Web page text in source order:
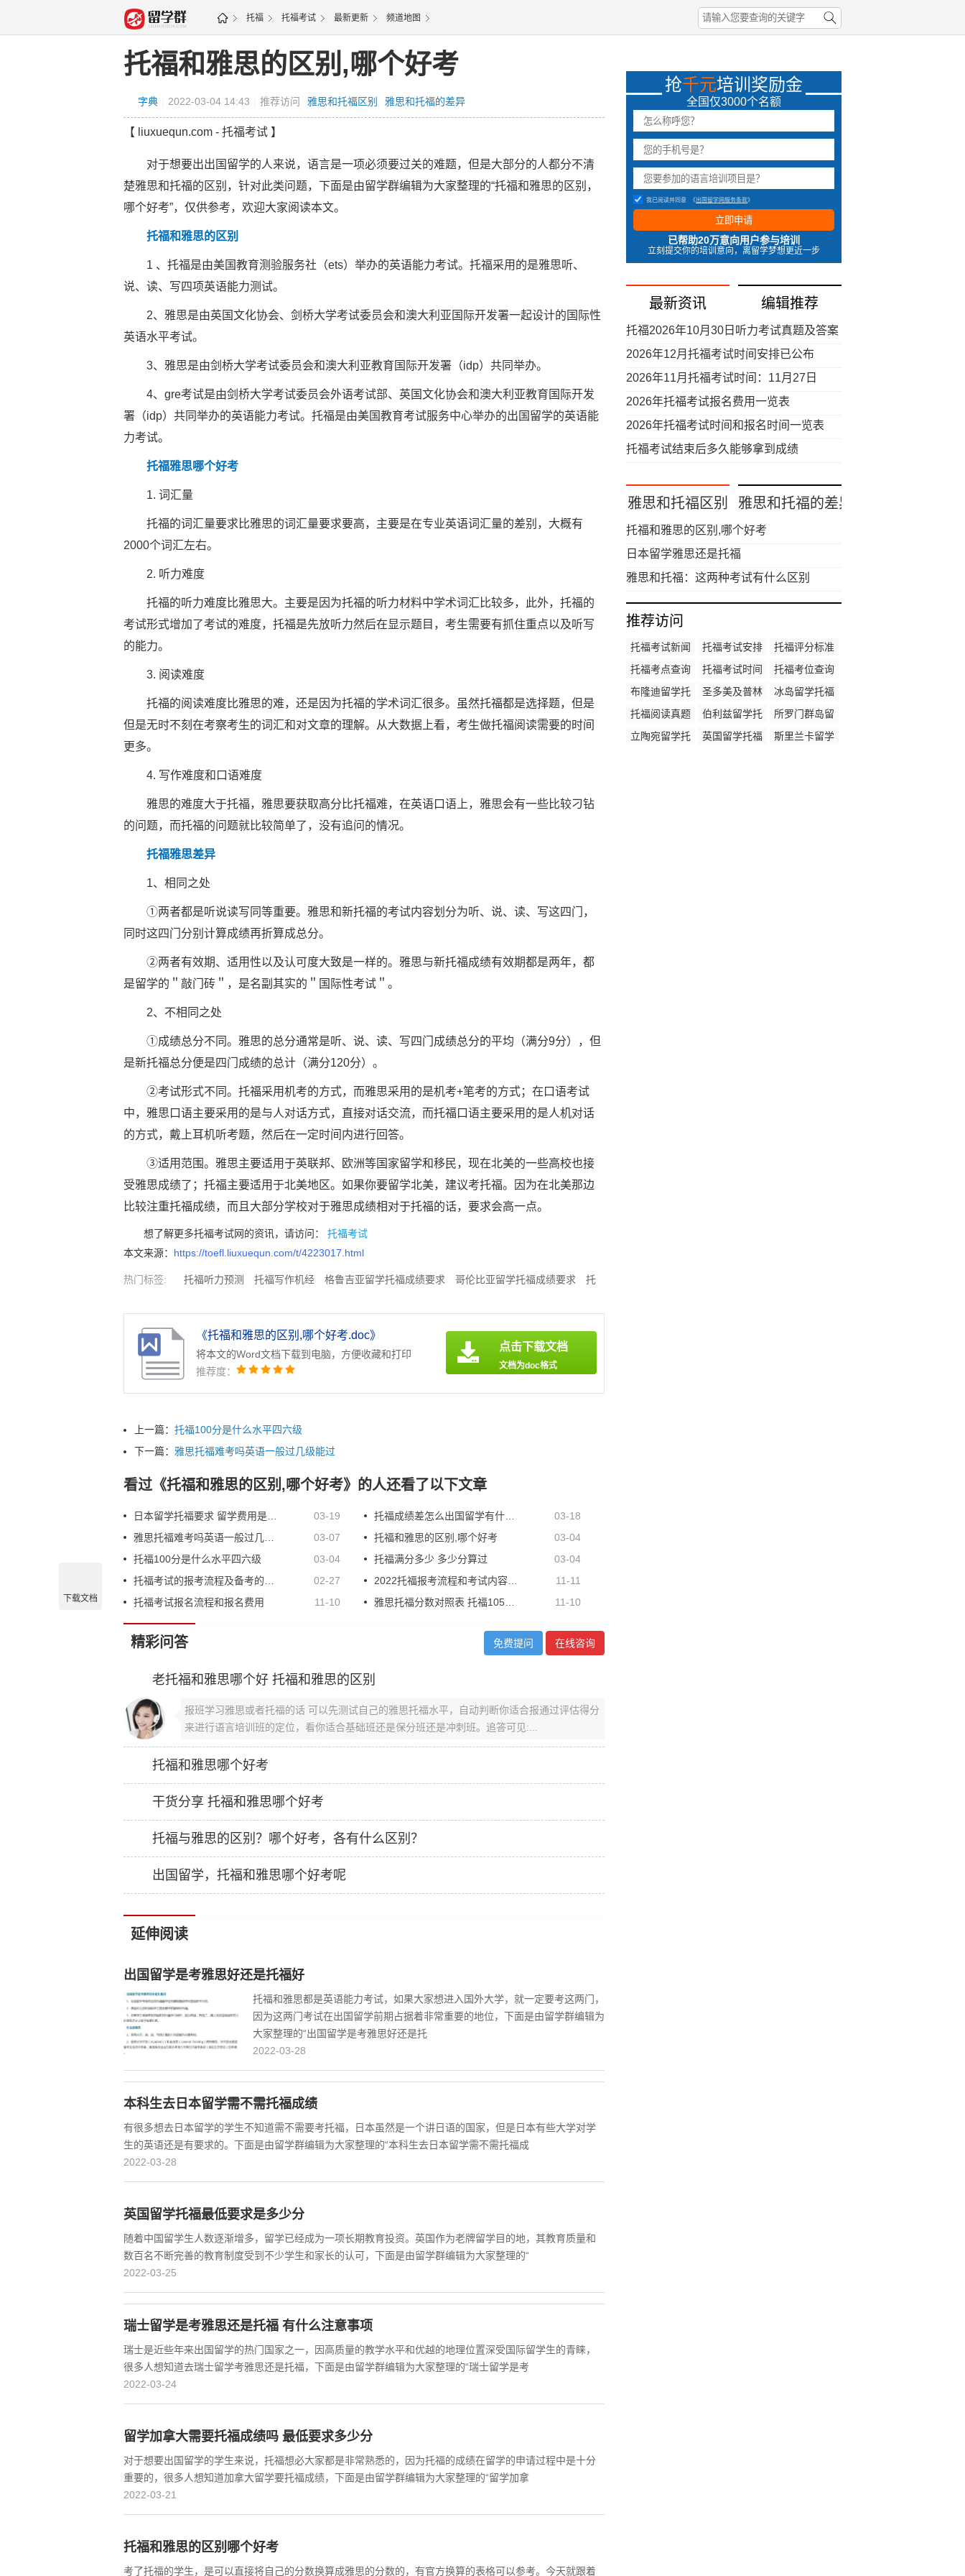
托福 托福考试 最新更新 频道地图
托福和雅思的区别,哪个好考
字典 2022-03-04 14:43 推荐访问 雅思和托福区别 雅思和托福的差异
【 liuxuequn.com - 托福考试 】
对于想要出出国留学的人来说，语言是一项必须要过关的难题，但是大部分的人都分不清
楚雅思和托福的区别，针对此类问题，下面是由留学群编辑为大家整理的“托福和雅思的区别，
哪个好考”，仅供参考，欢迎大家阅读本文。
托福和雅思的区别
1 、托福是由美国教育测验服务社（ets）举办的英语能力考试。托福采用的是雅思听、
说、读、写四项英语能力测试。
2、雅思是由英国文化协会、剑桥大学考试委员会和澳大利亚国际开发署一起设计的国际性
英语水平考试。
3、雅思是由剑桥大学考试委员会和澳大利亚教育国际开发署（idp）共同举办。
4、gre考试是由剑桥大学考试委员会外语考试部、英国文化协会和澳大利亚教育国际开发
署（idp）共同举办的英语能力考试。托福是由美国教育考试服务中心举办的出国留学的英语能
力考试。
托福雅思哪个好考
1. 词汇量
托福的词汇量要求比雅思的词汇量要求要高，主要是在专业英语词汇量的差别，大概有
2000个词汇左右。
2. 听力难度
托福的听力难度比雅思大。主要是因为托福的听力材料中学术词汇比较多，此外，托福的
考试形式增加了考试的难度，托福是先放听力然后在显示题目，考生需要有抓住重点以及听写
的能力。
3. 阅读难度
托福的阅读难度比雅思的难，还是因为托福的学术词汇很多。虽然托福都是选择题，但是
但是无时不刻在考察考生的词汇和对文章的理解。从大数据上看，考生做托福阅读需要的时间
更多。
4. 写作难度和口语难度
雅思的难度大于托福，雅思要获取高分比托福难，在英语口语上，雅思会有一些比较刁钻
的问题，而托福的问题就比较简单了，没有追问的情况。
托福雅思差异
1、相同之处
①两者都是听说读写同等重要。雅思和新托福的考试内容划分为听、说、读、写这四门，
同时这四门分别计算成绩再折算成总分。
②两者有效期、适用性以及认可度大致是一样的。雅思与新托福成绩有效期都是两年，都
是留学的＂敲门砖＂，是名副其实的＂国际性考试＂。
2、不相同之处
①成绩总分不同。雅思的总分通常是听、说、读、写四门成绩总分的平均（满分9分），但
是新托福总分便是四门成绩的总计（满分120分）。
②考试形式不同。托福采用机考的方式，而雅思采用的是机考+笔考的方式；在口语考试
中，雅思口语主要采用的是与人对话方式，直接对话交流，而托福口语主要采用的是人机对话
的方式，戴上耳机听考题，然后在一定时间内进行回答。
③适用范围。雅思主要适用于英联邦、欧洲等国家留学和移民，现在北美的一些高校也接
受雅思成绩了；托福主要适用于北美地区。如果你要留学北美，建议考托福。因为在北美那边
比较注重托福成绩，而且大部分学校对于雅思成绩相对于托福的话，要求会高一点。
想了解更多托福考试网的资讯，请访问： 托福考试
本文来源： https://toefl.liuxuequn.com/t/4223017.html
热门标签: 托福听力预测 托福写作机经 格鲁吉亚留学托福成绩要求 哥伦比亚留学托福成绩要求
托
斯坦留学托福成绩要求
荷兰留学托福成绩要求
《托福和雅思的区别,哪个好考.doc》
将本文的Word文档下载到电脑，方便收藏和打印
推荐度：
点击下载文档
文档为doc格式
上一篇： 托福100分是什么水平四六级
下一篇： 雅思托福难考吗英语一般过几级能过
看过《托福和雅思的区别,哪个好考》的人还看了以下文章
03-19
03-18
03-07 托福和雅思的区别,哪个好考
03-04
托福100分是什么水平四六级
03-04 托福满分多少 多少分算过
03-04
02-27
11-11
托福考试报名流程和报名费用
11-10 11-10
精彩问答 免费提问 在线咨询
老托福和雅思哪个好 托福和雅思的区别
报班学习雅思或者托福的话 可以先测试自己的雅思托福水平，自动判断你适合报通过评估得分
来进行语言培训班的定位，看你适合基础班还是保分班还是冲刺班。追答可见:...
托福和雅思哪个好考
干货分享 托福和雅思哪个好考
托福与雅思的区别？哪个好考，各有什么区别？
出国留学，托福和雅思哪个好考呢
延伸阅读
出国留学是考雅思好还是托福好
托福和雅思都是英语能力考试，如果大家想进入国外大学，就一定要考这两门，
因为这两门考试在出国留学前期占据着非常重要的地位，下面是由留学群编辑为
大家整理的“出国留学是考雅思好还是托
2022-03-28
本科生去日本留学需不需托福成绩
有很多想去日本留学的学生不知道需不需要考托福，日本虽然是一个讲日语的国家，但是日本有些大学对学
生的英语还是有要求的。下面是由留学群编辑为大家整理的“本科生去日本留学需不需托福成
2022-03-28
英国留学托福最低要求是多少分
随着中国留学生人数逐渐增多，留学已经成为一项长期教育投资。英国作为老牌留学目的地，其教育质量和
数百名不断完善的教育制度受到不少学生和家长的认可，下面是由留学群编辑为大家整理的“
2022-03-25
瑞士留学是考雅思还是托福 有什么注意事项
瑞士是近些年来出国留学的热门国家之一，因高质量的教学水平和优越的地理位置深受国际留学生的青睐，
很多人想知道去瑞士留学考雅思还是托福，下面是由留学群编辑为大家整理的“瑞士留学是考
2022-03-24
留学加拿大需要托福成绩吗 最低要求多少分
对于想要出国留学的学生来说，托福想必大家都是非常熟悉的，因为托福的成绩在留学的申请过程中是十分
重要的，很多人想知道加拿大留学要托福成绩，下面是由留学群编辑为大家整理的“留学加拿
2022-03-21
托福和雅思的区别哪个好考
考了托福的学生，是可以直接将自己的分数换算成雅思的分数的，有官方换算的表格可以参考。今天就跟着
抢千元培训奖励金
全国仅3000个名额
我已阅读并同意 《出国留学网服务条款》
立即申请
已帮助20万意向用户参与培训
立刻提交你的培训意向，离留学梦想更近一步
最新资讯 编辑推荐
托福2026年10月30日听力考试真题及答案
2026年12月托福考试时间安排已公布
2026年11月托福考试时间：11月27日
2026年托福考试报名费用一览表
2026年托福考试时间和报名时间一览表
托福考试结束后多久能够拿到成绩
雅思和托福区别 雅思和托福的差异
托福和雅思的区别,哪个好考
日本留学雅思还是托福
雅思和托福：这两种考试有什么区别
推荐访问
托福考试新闻 托福考试安排
托福评分标准
托福考点查询
托福考试时间
托福考位查询
布隆迪留学托
福成绩要求
圣多美及普林
西比留学托福
冰岛留学托福
成绩要求
托福阅读真题
伯利兹留学托
福成绩要求
所罗门群岛留
学托福成绩要
立陶宛留学托
英国留学托福
斯里兰卡留学
下载文档